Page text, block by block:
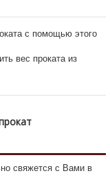
с помощью этого
вес проката из
свяжется с Вами в